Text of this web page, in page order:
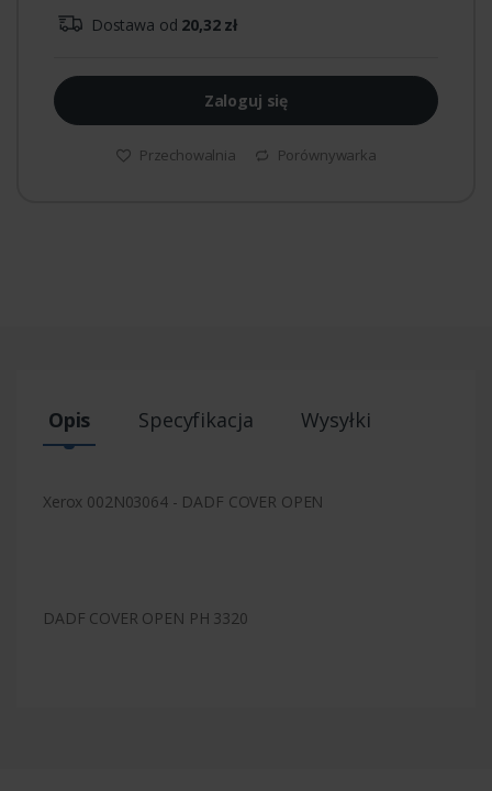
Dostawa od 20,32 zł
Zaloguj się
Przechowalnia Porównywarka
Opis Specyfikacja Wysyłki
Xerox 002N03064 - DADF COVER OPEN
DADF COVER OPEN PH 3320